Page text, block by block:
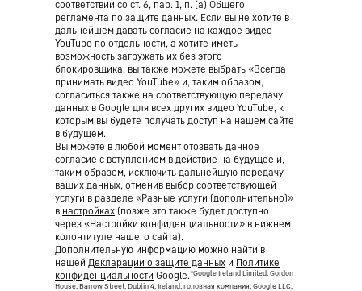
соответствии со ст. 6, пар. 1, п. (а) Общего
регламента по защите данных. Если вы не хотите в
дальнейшем давать согласие на каждое видео
YouTube по отдельности, а хотите иметь
возможность загружать их без этого
блокировщика, вы также можете выбрать «Всегда
принимать видео YouTube» и, таким образом,
согласиться также на соответствующую передачу
данных в Google для всех других видео YouTube, к
которым вы будете получать доступ на нашем сайте
в будущем.
Вы можете в любой момент отозвать данное
согласие с вступлением в действие на будущее и,
таким образом, исключить дальнейшую передачу
ваших данных, отменив выбор соответствующей
услуги в разделе «Разные услуги (дополнительно)»
в настройках (позже это также будет доступно
через «Настройки конфиденциальности» в нижнем
колонтитуле нашего сайта).
Дополнительную информацию можно найти в
нашей Декларации о защите данных и Политике
конфиденциальности Google.*Google Ireland Limited, Gordon
House, Barrow Street, Dublin 4, Ireland; головная компания: Google LLC,